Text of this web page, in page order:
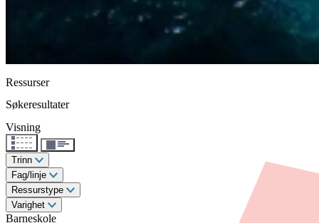
Ressurser
Søkeresultater
Visning
Trinn
Fag/linje
Ressurstype
Varighet
Barneskole